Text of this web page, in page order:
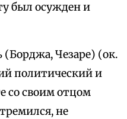
был осужден и
(Борджа, Чезаре) (ок.
политический и
со своим отцом
не